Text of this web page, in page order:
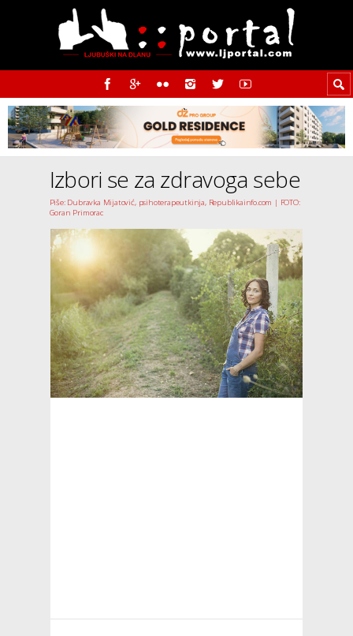
Izbori se za zdravoga sebe
Piše: Dubravka Mijatović, psihoterapeutkinja, Republikainfo.com | FOTO:
Goran Primorac